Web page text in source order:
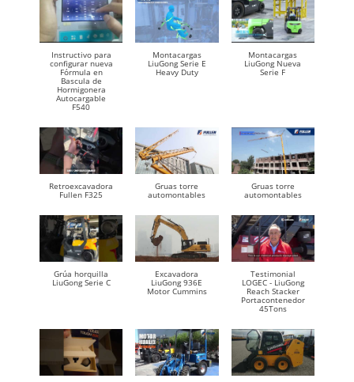
Instructivo para
configurar nueva
Fórmula en
Bascula de
Hormigonera
Autocargable
F540
Montacargas
LiuGong Serie E
Heavy Duty
Montacargas
LiuGong Nueva
Serie F
Retroexcavadora
Fullen F325
Gruas torre
automontables
Gruas torre
automontables
Grúa horquilla
LiuGong Serie C
Excavadora
LiuGong 936E
Motor Cummins
Testimonial
LOGEC - LiuGong
Reach Stacker
Portacontenedor
45Tons